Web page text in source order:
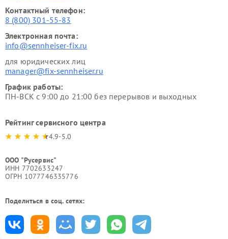
Контактный телефон:
8 (800) 301-55-83
Электронная почта:
info@sennheiser-fix.ru
для юридических лиц
manager@fix-sennheiser.ru
График работы:
ПН-ВСК с 9:00 до 21:00 без перерывов и выходных
Рейтинг сервисного центра
4.9-5.0
ООО "Русервис"
ИНН 7702633247
ОГРН 1077746335776
Поделиться в соц. сетях: